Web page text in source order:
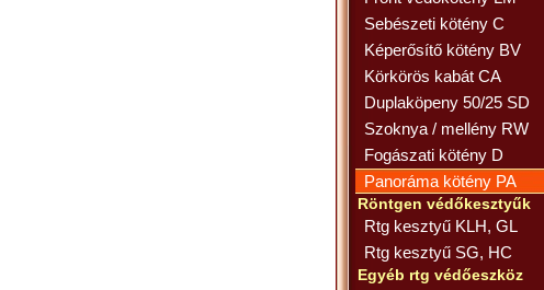
Sebészeti kötény C
Képerősítő kötény BV
Körkörös kabát CA
Duplaköpeny 50/25 SD
Szoknya / mellény RW
Fogászati kötény D
Panoráma kötény PA
Röntgen védőkesztyűk
Rtg kesztyű KLH, GL
Rtg kesztyű SG, HC
Egyéb rtg védőeszköz